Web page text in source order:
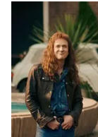
గూగుల్‌లో
ను